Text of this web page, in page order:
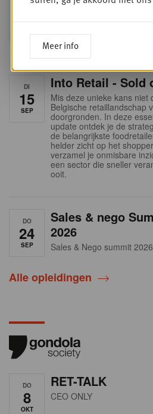
WOE
DI
15
SEP
Into Retail - Sold
Mis deze unieke kans niet
Belgische retaillandschap
doorgronden. In deze
update ontdek je de
de belangrijkste
helder zicht op het
verzamel je onmisbare
een sector die sneller
ooit.
DO
24
SEP
Sales & nego
2026
Sales & Nego summit 2026
Alle opleidingen
DO
8
OKT
RET-TALK
CEO ONLY
Meer info